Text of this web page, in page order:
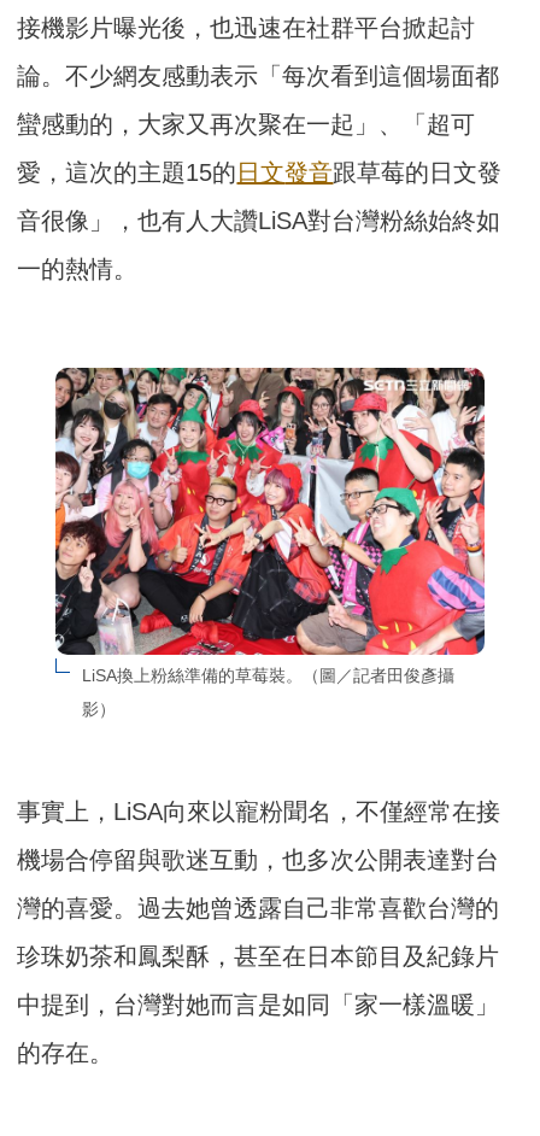
接機影片曝光後，也迅速在社群平台掀起討
論。不少網友感動表示「每次看到這個場面都
蠻感動的，大家又再次聚在一起」、「超可
愛，這次的主題15的 日文發音跟草莓的日文發
音很像」，也有人大讚LiSA對台灣粉絲始終如
一的熱情。
LiSA換上粉絲準備的草莓裝。（圖／記者田俊彥攝
影）
事實上，LiSA向來以寵粉聞名，不僅經常在接
機場合停留與歌迷互動，也多次公開表達對台
灣的喜愛。過去她曾透露自己非常喜歡台灣的
珍珠奶茶和鳳梨酥，甚至在日本節目及紀錄片
中提到，台灣對她而言是如同「家一樣溫暖」
的存在。